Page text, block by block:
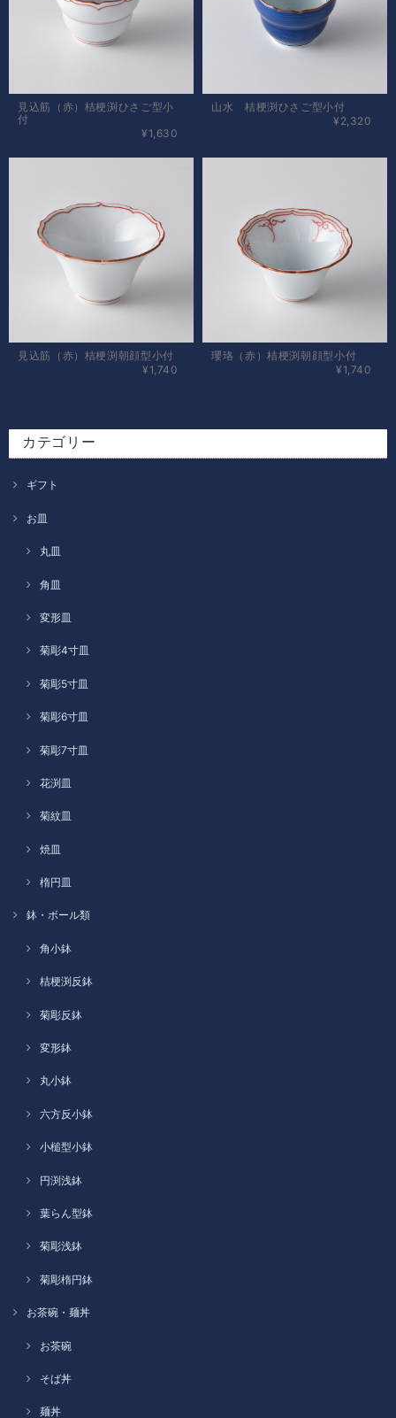
見込筋（赤）桔梗渕ひさご型小
付
¥1,630
山水 桔梗渕ひさご型小付
¥2,320
見込筋（赤）桔梗渕朝顔型小付
¥1,740
瓔珞（赤）桔梗渕朝顔型小付
¥1,740
カテゴリー
ギフト
お皿
丸皿
角皿
変形皿
菊彫4寸皿
菊彫5寸皿
菊彫6寸皿
菊彫7寸皿
花渕皿
菊紋皿
焼皿
楕円皿
鉢・ボール類
角小鉢
桔梗渕反鉢
菊彫反鉢
変形鉢
丸小鉢
六方反小鉢
小槌型小鉢
円渕浅鉢
葉らん型鉢
菊彫浅鉢
菊彫楕円鉢
お茶碗・麺丼
お茶碗
そば丼
麺丼